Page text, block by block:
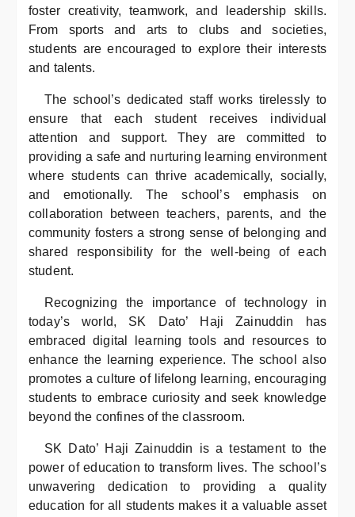
foster creativity, teamwork, and leadership skills.
From sports and arts to clubs and societies,
students are encouraged to explore their interests
and talents.
The school’s dedicated staff works tirelessly to
ensure that each student receives individual
attention and support. They are committed to
providing a safe and nurturing learning environment
where students can thrive academically, socially,
and emotionally. The school’s emphasis on
collaboration between teachers, parents, and the
community fosters a strong sense of belonging and
shared responsibility for the well-being of each
student.
Recognizing the importance of technology in
today’s world, SK Dato’ Haji Zainuddin has
embraced digital learning tools and resources to
enhance the learning experience. The school also
promotes a culture of lifelong learning, encouraging
students to embrace curiosity and seek knowledge
beyond the confines of the classroom.
SK Dato’ Haji Zainuddin is a testament to the
power of education to transform lives. The school’s
unwavering dedication to providing a quality
education for all students makes it a valuable asset